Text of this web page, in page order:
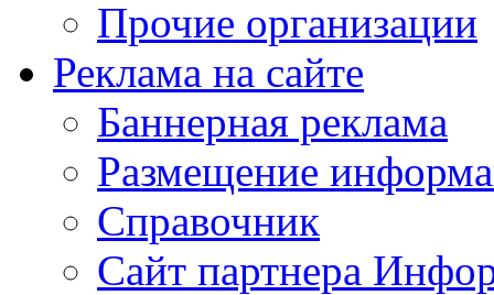
Прочие организации
Реклама на сайте
Баннерная реклама
Размещение
Справочник
Сайт партнера